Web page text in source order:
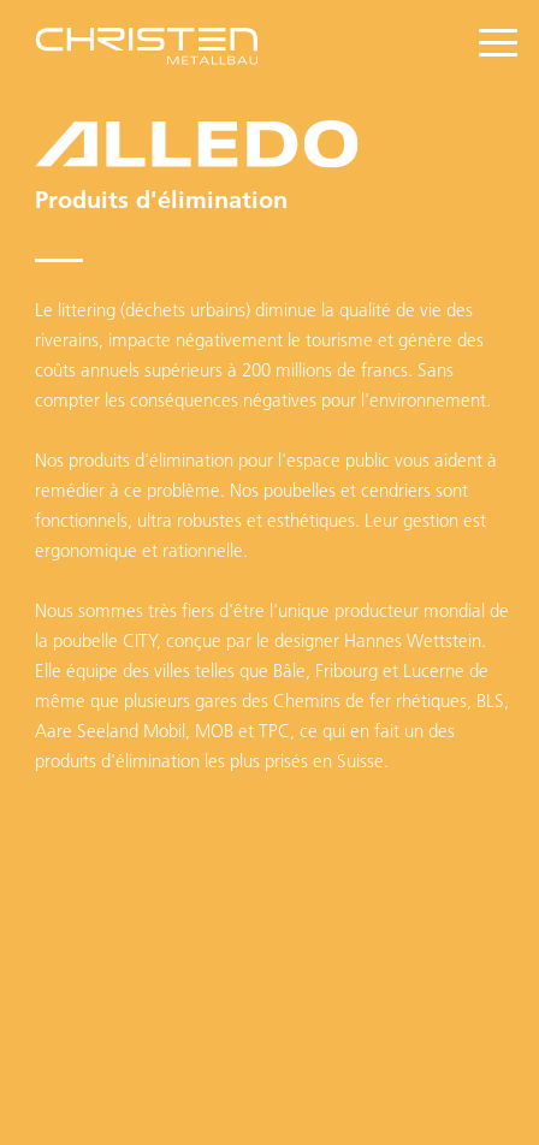
Produits d'élimination
Le littering (déchets urbains) diminue la qualité de vie des
riverains, impacte négativement le tourisme et génère des
coûts annuels supérieurs à 200 millions de francs. Sans
compter les conséquences négatives pour l'environnement.
Nos produits d'élimination pour l'espace public vous aident à
remédier à ce problème. Nos poubelles et cendriers sont
fonctionnels, ultra robustes et esthétiques. Leur gestion est
ergonomique et rationnelle.
Nous sommes très fiers d'être l'unique producteur mondial de
la poubelle CITY, conçue par le designer Hannes Wettstein.
Elle équipe des villes telles que Bâle, Fribourg et Lucerne de
même que plusieurs gares des Chemins de fer rhétiques, BLS,
Aare Seeland Mobil, MOB et TPC, ce qui en fait un des
produits d'élimination les plus prisés en Suisse.